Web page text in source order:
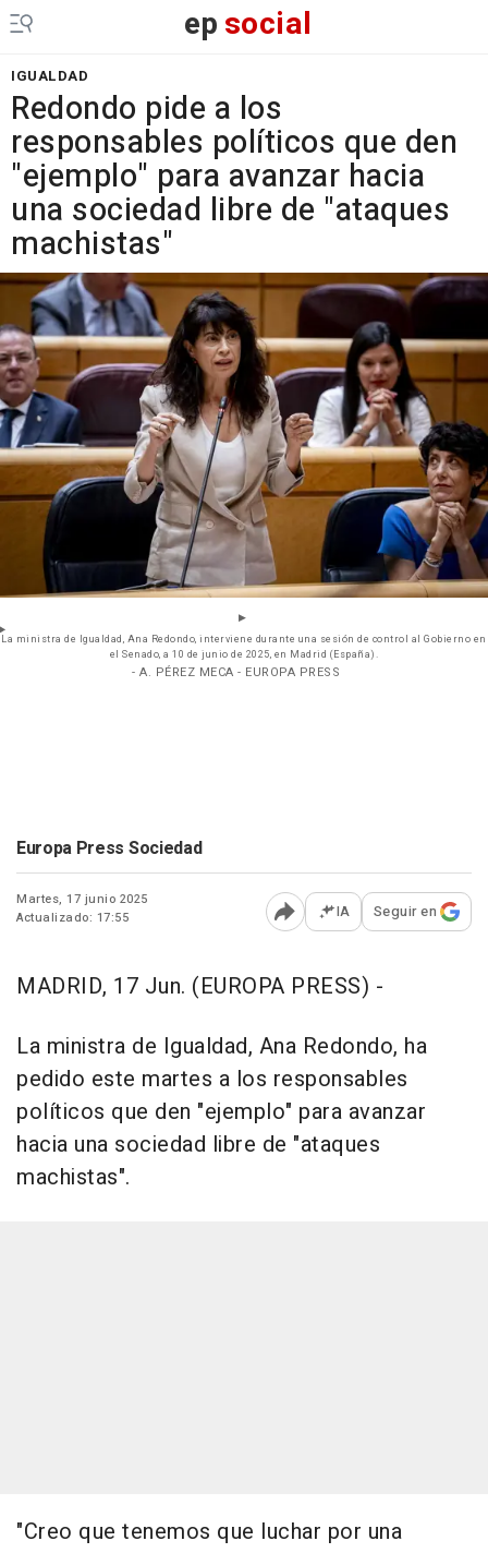
epsocial
IGUALDAD
Redondo pide a los
responsables políticos que den
"ejemplo" para avanzar hacia
una sociedad libre de "ataques
machistas"
La ministra de Igualdad, Ana Redondo, interviene durante una sesión de control al Gobierno en
el Senado, a 10 de junio de 2025, en Madrid (España).
- A. PÉREZ MECA - EUROPA PRESS
Europa Press Sociedad
Martes, 17 junio 2025
Actualizado: 17:55
Abrir opciones para
IA Seguir en
MADRID, 17 Jun. (EUROPA PRESS) -
La ministra de Igualdad, Ana Redondo, ha
pedido este martes a los responsables
políticos que den "ejemplo" para avanzar
hacia una sociedad libre de "ataques
machistas".
"Creo que tenemos que luchar por una